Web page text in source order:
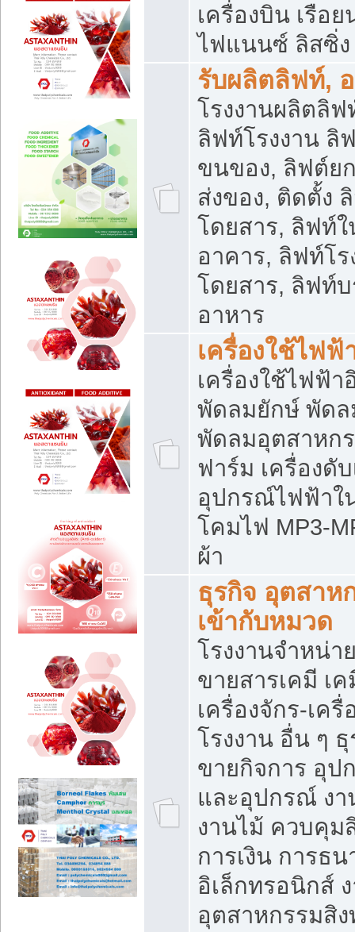
เครื่องบิน เรือ
ไฟแนนซ์ ลิสซิ่ง
รับผลิตลิฟท์,
โรงงานผลิตลิ
ลิฟท์โรงงาน ลิ
ขนของ, ลิฟต์ย
ส่งของ, ติดตั้ง
โดยสาร, ลิฟท์
อาคาร, ลิฟท์โ
โดยสาร, ลิฟท์
อาหาร
เครื่องใช้ไฟฟ้
เครื่องใช้ไฟฟ้า
พัดลมยักษ์ พัด
พัดลมอุตสาหก
ฟาร์ม เครื่องดั
อุปกรณ์ไฟฟ้าใ
โคมไฟ MP3-
ผ้า
ธุรกิจ อุตสาห
เข้ากับหมวด
โรงงานจำหน่
ขายสารเคมี เ
เครื่องจักร-เค
โรงงาน อื่น ๆ
ขายกิจการ อุป
และอุปกรณ์ ง
งานไม้ ควบคุม
การเงิน การธ
อิเล็กทรอนิกส์
อุตสาหกรรมสิ